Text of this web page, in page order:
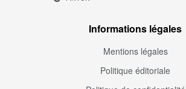
Informations légales
Mentions légales
Politique éditoriale